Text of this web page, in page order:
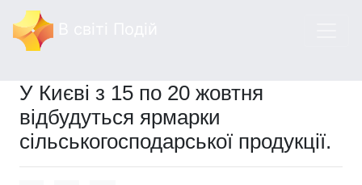
У Києві з 15 по 20 жовтня
відбудуться ярмарки
сільськогосподарської продукції.